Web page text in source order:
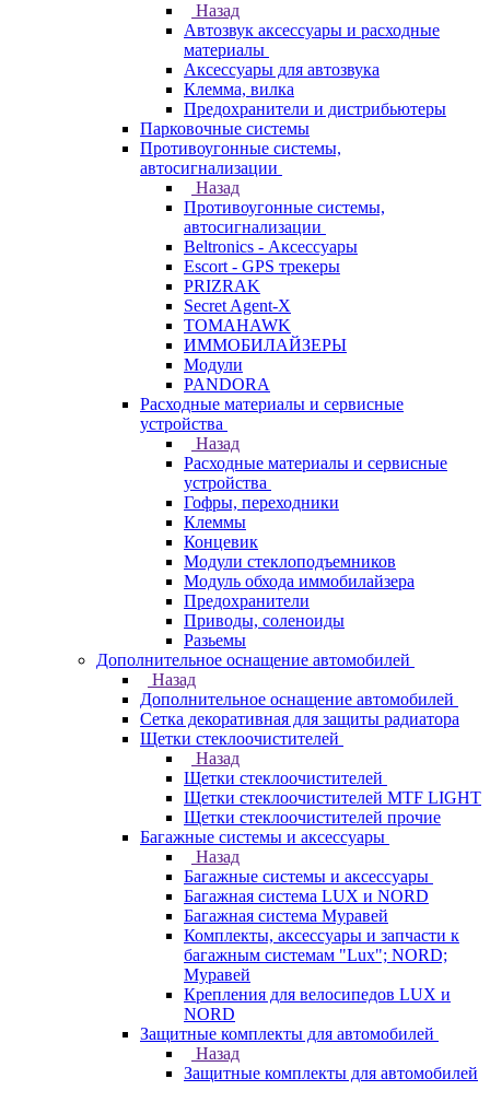
Назад
Автозвук аксессуары и расходные
материалы
Аксессуары для автозвука
Клемма, вилка
Предохранители и дистрибьютеры
Парковочные системы
Противоугонные системы,
автосигнализации
Назад
Противоугонные системы,
автосигнализации
Beltronics - Аксессуары
Escort - GPS трекеры
PRIZRAK
Secret Agent-X
TOMAHAWK
ИММОБИЛАЙЗЕРЫ
Модули
PANDORA
Расходные материалы и сервисные
устройства
Назад
Расходные материалы и сервисные
устройства
Гофры, переходники
Клеммы
Концевик
Модули стеклоподъемников
Модуль обхода иммобилайзера
Предохранители
Приводы, соленоиды
Разьемы
Дополнительное оснащение автомобилей
Назад
Дополнительное оснащение автомобилей
Сетка декоративная для защиты радиатора
Щетки стеклоочистителей
Назад
Щетки стеклоочистителей
Щетки стеклоочистителей MTF LIGHT
Щетки стеклоочистителей прочие
Багажные системы и аксессуары
Назад
Багажные системы и аксессуары
Багажная система LUX и NORD
Багажная система Муравей
Комплекты, аксессуары и запчасти к
багажным системам "Lux"; NORD;
Муравей
Крепления для велосипедов LUX и
NORD
Защитные комплекты для автомобилей
Назад
Защитные комплекты для автомобилей